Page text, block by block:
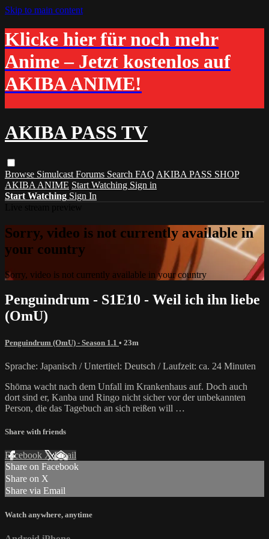
Skip to main content
Klicke hier für noch mehr
Anime – Jetzt kostenlos auf
AKIBA ANIME!
AKIBA PASS TV
Browse Simulcast Forums Search FAQ AKIBA PASS SHOP
AKIBA ANIME Start Watching Sign in
Start Watching Sign In
Sorry, video is not currently available in
your country
Sorry, video is not currently available in your country
Penguindrum - S1E10 - Weil ich ihn liebe
(OmU)
Penguindrum (OmU) - Season 1.1 • 23m
Sprache: Japanisch / Untertitel: Deutsch / Laufzeit: ca. 24 Minuten
Shōma wacht nach dem Unfall im Krankenhaus auf. Doch auch
dort sind er, Kanba und Ringo nicht sicher vor der unbekannten
Person, die das Tagebuch an sich reißen will …
Share with friends
Facebook XEmail
Share on Facebook
Share on X
Share via Email
Watch anywhere, anytime